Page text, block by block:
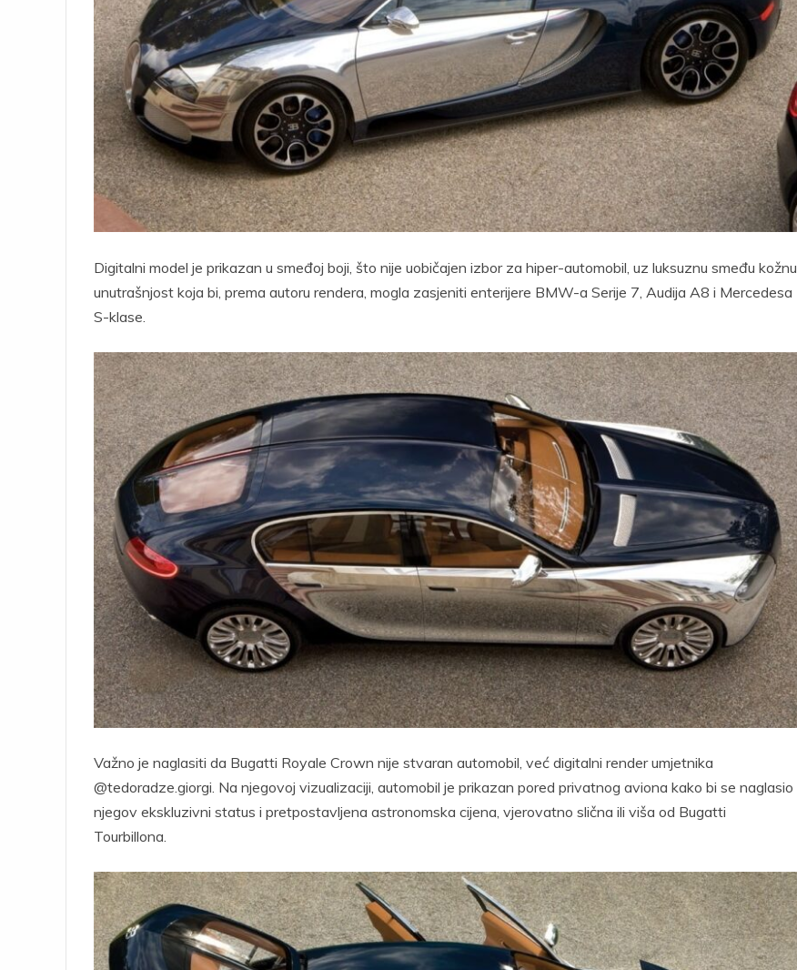
Digitalni model je prikazan u smeđoj boji, što nije uobičajen izbor za hiper-automobil, uz luksuznu smeđu kožnu
unutrašnjost koja bi, prema autoru rendera, mogla zasjeniti enterijere BMW-a Serije 7, Audija A8 i Mercedesa
S-klase.
Važno je naglasiti da Bugatti Royale Crown nije stvaran automobil, već digitalni render umjetnika
@tedoradze.giorgi. Na njegovoj vizualizaciji, automobil je prikazan pored privatnog aviona kako bi se naglasio
njegov ekskluzivni status i pretpostavljena astronomska cijena, vjerovatno slična ili viša od Bugatti
Tourbillona.